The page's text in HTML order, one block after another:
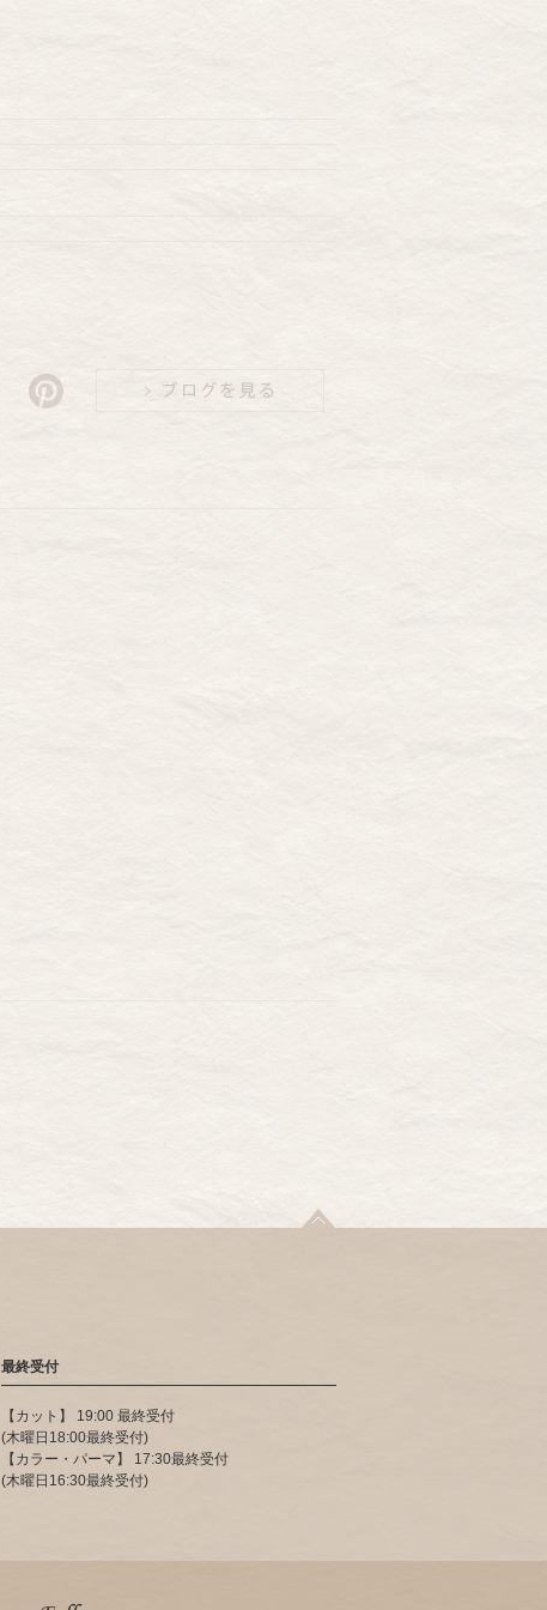
最終受付
【カット】 19:00 最終受付
(木曜日18:00最終受付)
【カラー・パーマ】 17:30最終受付
(木曜日16:30最終受付)